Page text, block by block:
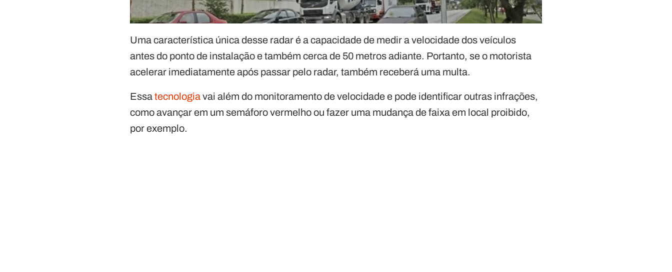
Uma característica única desse radar é a capacidade de medir a velocidade dos veículos
antes do ponto de instalação e também cerca de 50 metros adiante. Portanto, se o motorista
acelerar imediatamente após passar pelo radar, também receberá uma multa.
Essatecnologiavai além do monitoramento de velocidade e pode identificar outras infrações,
como avançar em um semáforo vermelho ou fazer uma mudança de faixa em local proibido,
por exemplo.